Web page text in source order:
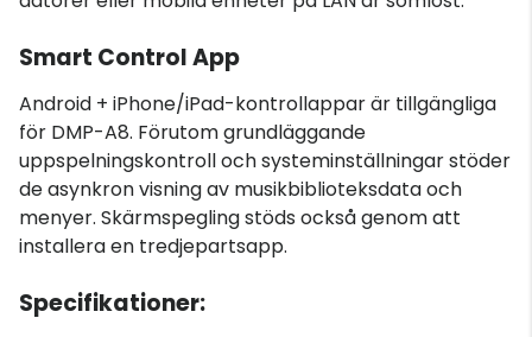
Smart Control App
Android + iPhone/iPad-kontrollappar är tillgängliga
för DMP-A8. Förutom grundläggande
uppspelningskontroll och systeminställningar stöder
de asynkron visning av musikbiblioteksdata och
menyer. Skärmspegling stöds också genom att
installera en tredjepartsapp.
Specifikationer: